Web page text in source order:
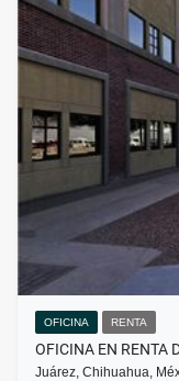
OFICINA RENTA
OFICINA EN RENTA
Juárez, Chihuahua,